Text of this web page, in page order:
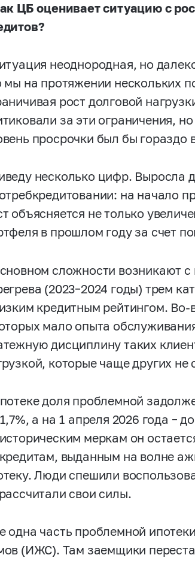
ЦБ оценивает ситуацию с
неоднородная, но
мы на протяжении нескольких
рост долговой
за эти ограничения,
просрочки был бы гораздо
несколько цифр. Выросла
на начало
объясняется не только
в прошлом году за счет
сложности возникают
(2023–2024 годы) трем
кредитным рейтингом.
мало опыта
дисциплину таких
которые чаще других
доля проблемной
а на 1 апреля 2026 года –
меркам он
выданным на волне
Люди спешили
свои силы.
одна часть проблемной
(ИЖС). Там заемщики